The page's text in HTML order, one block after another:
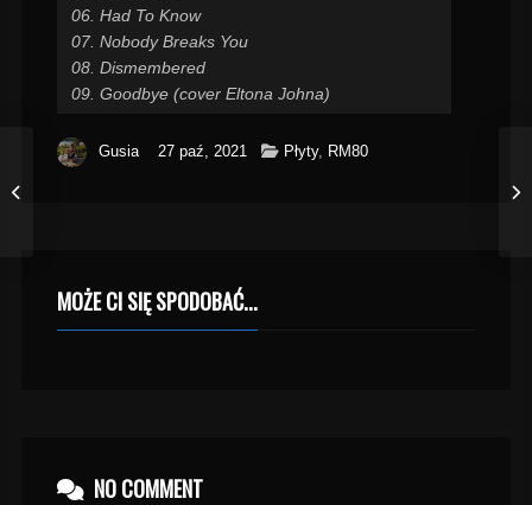
06. Had To Know
07. Nobody Breaks You
08. Dismembered
09. Goodbye (cover Eltona Johna)
Gusia 27 paź, 2021 Płyty, RM80
MOŻE CI SIĘ SPODOBAĆ...
NO COMMENT